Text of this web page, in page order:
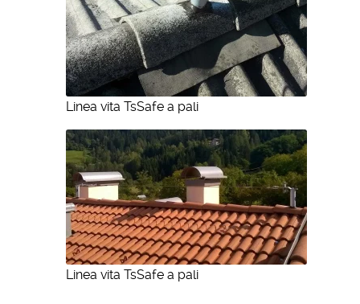
Linea vita TsSafe a pali
Linea vita TsSafe a pali